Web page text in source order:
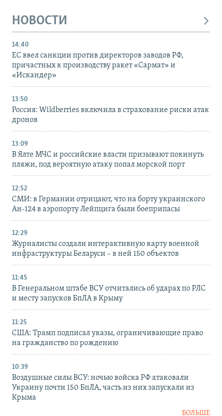
НОВОСТИ
14:40
ЕС ввел санкции против директоров заводов РФ,
причастных к производству ракет «Сармат» и
«Искандер»
13:50
Россия: Wildberries включила в страхование риски атак
дронов
13:09
В Ялте МЧС и российские власти призывают покинуть
пляжи, под вероятную атаку попал морской порт
12:52
СМИ: в Германии отрицают, что на борту украинского
Ан-124 в аэропорту Лейпцига были боеприпасы
12:29
Журналисты создали интерактивную карту военной
инфраструктуры Беларуси – в ней 150 объектов
11:45
В Генеральном штабе ВСУ отчитались об ударах по РЛС
и месту запусков БпЛА в Крыму
11:25
США: Трамп подписал указы, ограничивающие право
на гражданство по рождению
10:39
Воздушные силы ВСУ: ночью войска РФ атаковали
Украину почти 150 БпЛА, часть из них запускали из
Крыма
БОЛЬШЕ